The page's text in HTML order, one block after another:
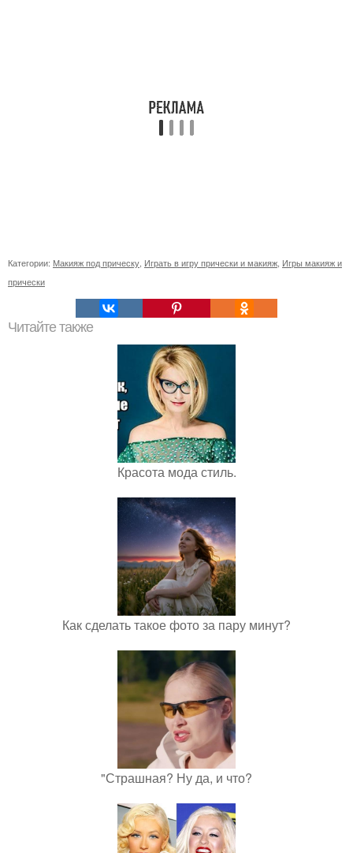
Категории: Макияж под прическу Играть в игру прически и макияж Игры макияж и
прически
Читайте также
Красота мода стиль.
Как сделать такое фото за пару минут?
"Страшная? Ну да, и что?